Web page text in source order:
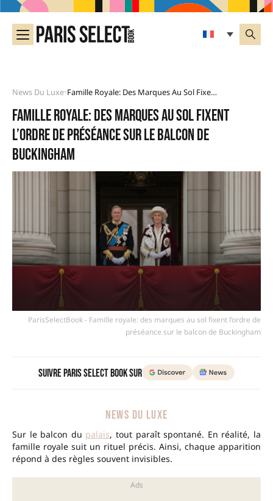
News Du Luxe• Famille Royale: Des Marques Au Sol Fixent L’ordre De Préséance Sur Le Balcon De Buckingham
Famille royale: des marques au sol fixent
l’ordre de préséance sur le balcon de
Buckingham
ParisSelectBook - Famille royale: des marques au sol fixent l’ordre de
préséance sur le balcon de Buckingham
Suivre Paris Select Book sur
NEWS DU LUXE
Sur le balcon du palais, tout paraît spontané. En réalité, la
famille royale suit un rituel précis. Ainsi, chaque apparition
répond à des règles souvent invisibles.